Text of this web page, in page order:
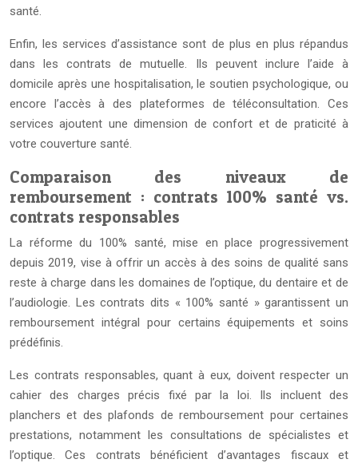
santé.
Enfin, les services d’assistance sont de plus en plus répandus
dans les contrats de mutuelle. Ils peuvent inclure l’aide à
domicile après une hospitalisation, le soutien psychologique, ou
encore l’accès à des plateformes de téléconsultation. Ces
services ajoutent une dimension de confort et de praticité à
votre couverture santé.
Comparaison des niveaux de
remboursement : contrats 100% santé vs.
contrats responsables
La réforme du 100% santé, mise en place progressivement
depuis 2019, vise à offrir un accès à des soins de qualité sans
reste à charge dans les domaines de l’optique, du dentaire et de
l’audiologie. Les contrats dits « 100% santé » garantissent un
remboursement intégral pour certains équipements et soins
prédéfinis.
Les contrats responsables, quant à eux, doivent respecter un
cahier des charges précis fixé par la loi. Ils incluent des
planchers et des plafonds de remboursement pour certaines
prestations, notamment les consultations de spécialistes et
l’optique. Ces contrats bénéficient d’avantages fiscaux et